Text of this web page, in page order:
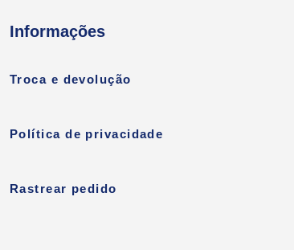
Informações
Troca e devolução
Política de privacidade
Rastrear pedido